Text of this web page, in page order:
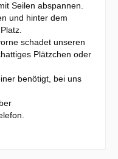
Seilen abspannen.
und hinter dem
schadet unseren
Plätzchen oder
benötigt, bei uns